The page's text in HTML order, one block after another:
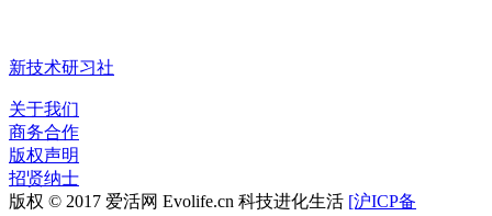
新技术研习社
关于我们
商务合作
版权声明
招贤纳士
版权 © 2017 爱活网 Evolife.cn 科技进化生活 [沪ICP备